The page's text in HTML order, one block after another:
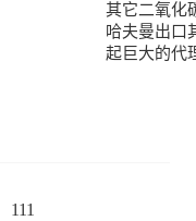
其它二氧化
哈夫曼出口
起巨大的代
111